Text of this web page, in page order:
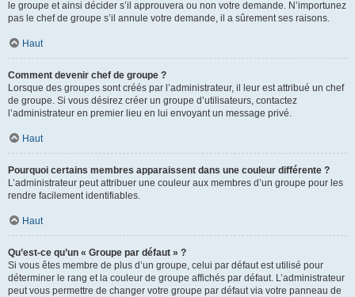
le groupe et ainsi décider s’il approuvera ou non votre demande. N’importunez
pas le chef de groupe s’il annule votre demande, il a sûrement ses raisons.
Haut
Comment devenir chef de groupe ?
Lorsque des groupes sont créés par l’administrateur, il leur est attribué un chef
de groupe. Si vous désirez créer un groupe d’utilisateurs, contactez
l’administrateur en premier lieu en lui envoyant un message privé.
Haut
Pourquoi certains membres apparaissent dans une couleur différente ?
L’administrateur peut attribuer une couleur aux membres d’un groupe pour les
rendre facilement identifiables.
Haut
Qu’est-ce qu’un « Groupe par défaut » ?
Si vous êtes membre de plus d’un groupe, celui par défaut est utilisé pour
déterminer le rang et la couleur de groupe affichés par défaut. L’administrateur
peut vous permettre de changer votre groupe par défaut via votre panneau de